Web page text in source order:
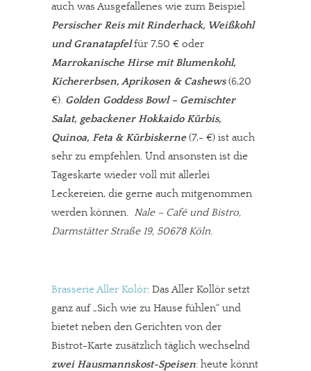
auch was Ausgefallenes wie zum Beispiel
Persischer Reis mit Rinderhack, Weißkohl
und Granatapfelfür 7,50 € oder
Marrokanische Hirse mit Blumenkohl,
Kichererbsen, Aprikosen & Cashews(6,20
€). Golden Goddess Bowl – Gemischter
Salat, gebackener Hokkaido Kürbis,
Quinoa, Feta & Kürbiskerne(7,- €) ist auch
sehr zu empfehlen. Und ansonsten ist die
Tageskarte wieder voll mit allerlei
Leckereien, die gerne auch mitgenommen
werden können. Nale – Café und Bistro,
Darmstätter Straße 19, 50678 Köln.
Brasserie Aller Kolör: Das Aller Kollör setzt
ganz auf „Sich wie zu Hause fühlen“ und
bietet neben den Gerichten von der
Bistrot-Karte zusätzlich täglich wechselnd
zwei Hausmannskost-Speisen: heute könnt